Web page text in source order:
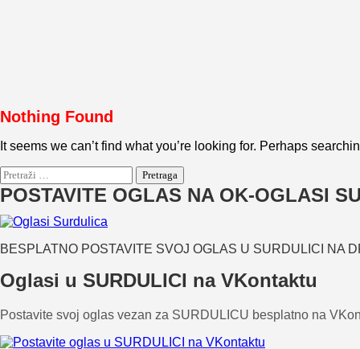
Nothing Found
It seems we can’t find what you’re looking for. Perhaps
Pretraga:
POSTAVITE OGLAS NA OK-OGLASI
BESPLATNO POSTAVITE SVOJ OGLAS U SURDULICI NA
Oglasi u SURDULICI na VKontaktu
Postavite svoj oglas vezan za SURDULICU besplatno na